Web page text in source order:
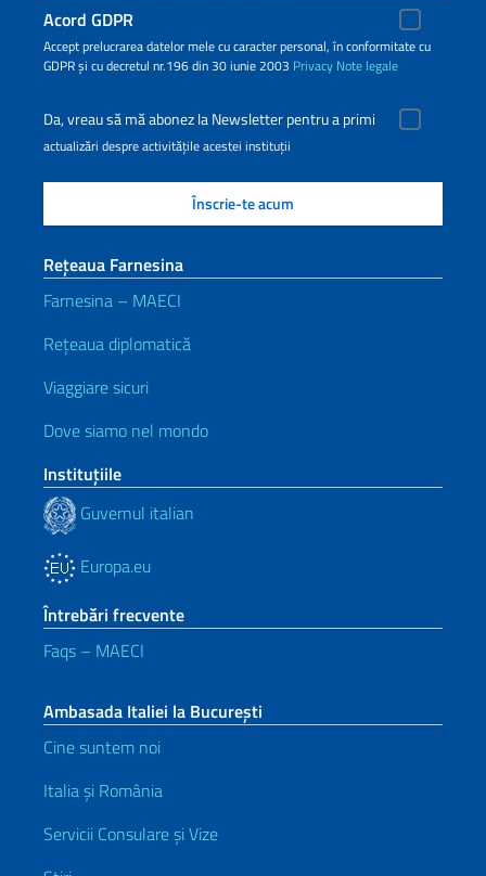
Acord GDPR
Accept prelucrarea datelor mele cu caracter personal, în conformitate cu
GDPR și cu decretul nr.196 din 30 iunie 2003 Privacy Note legale
Da, vreau să mă abonez la Newsletter pentru a primi
actualizări despre activitățile acestei instituții
Rețeaua Farnesina
Farnesina – MAECI
Rețeaua diplomatică
Viaggiare sicuri
Dove siamo nel mondo
Instituţiile
Guvernul italian
Europa.eu
Întrebări frecvente
Faqs – MAECI
Ambasada Italiei la București
Cine suntem noi
Italia și România
Servicii Consulare și Vize